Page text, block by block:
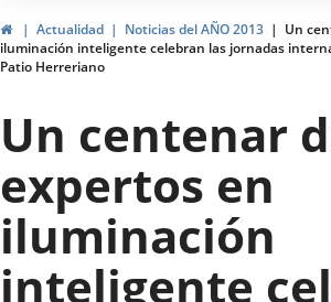
Ayuntamiento
de
Valladolid
HomeActualidad Noticias del AÑO 2013
Un
iluminación inteligente celebran las jornadas
Patio Herreriano
Un centenar
expertos en
iluminación
inteligente